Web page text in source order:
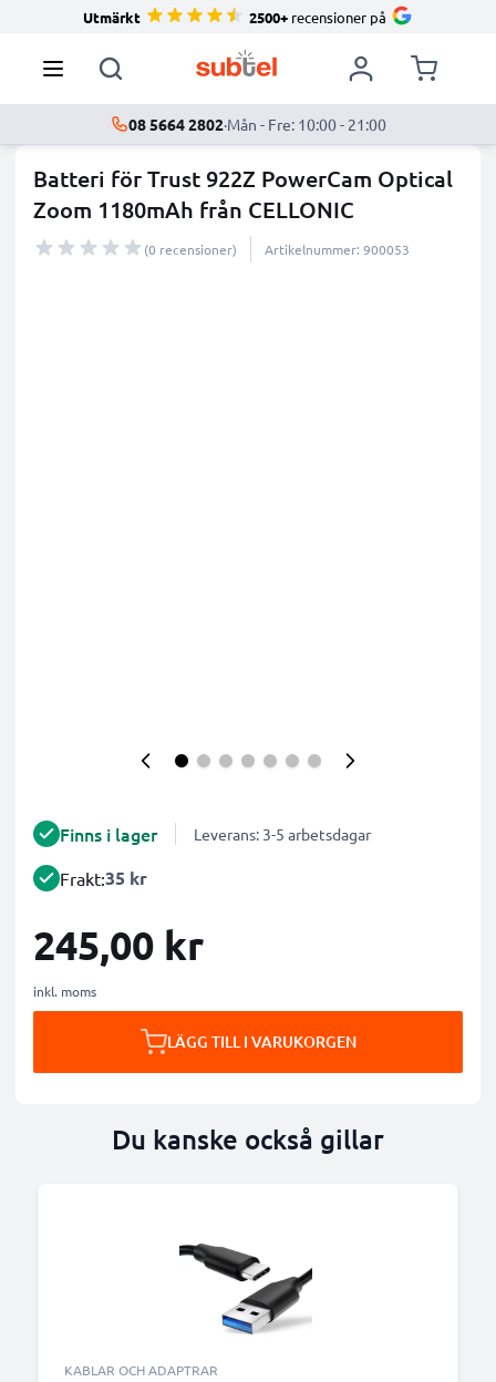
Utmärkt 2500+ recensioner på
08 5664 2802·Mån - Fre: 10:00 - 21:00
Batteri för Trust 922Z PowerCam Optical
Zoom 1180mAh från CELLONIC
(0 recensioner) Artikelnummer: 900053
Finns i lager Leverans: 3-5 arbetsdagar
Frakt:35 kr
245,00 kr
inkl. moms
LÄGG TILL I VARUKORGEN
Du kanske också gillar
KABLAR OCH ADAPTRAR